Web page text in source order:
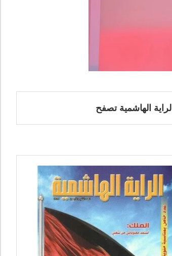
الراية الهاشمية تصفح